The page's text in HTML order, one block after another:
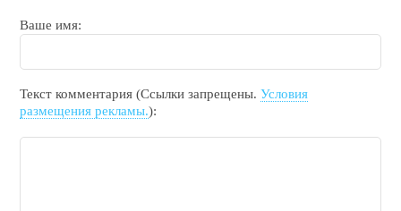
Ваше имя:
Текст комментария (Ссылки запрещены.Условия
размещения рекламы.):